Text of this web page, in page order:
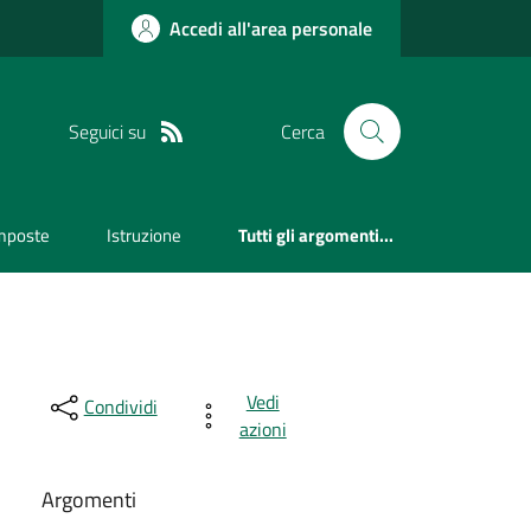
Accedi all'area personale
Seguici su Cerca
Istruzione Tutti gli argomenti...
Condividi
Vedi
azioni
Argomenti